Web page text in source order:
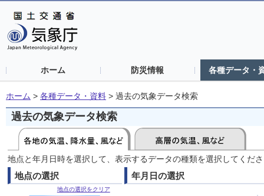
ホーム 防災情報 各種データ・
ホーム > 各種データ・資料 > 過去の気象データ検索
過去の気象データ検索
地点と年月日時を選択して、表示するデータの種類を選択してくだ
地点の選択
地点の選択をクリア
年月日の選択